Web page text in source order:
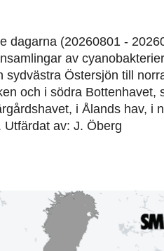
dagarna (20260801 -
av cyanobakterier
sydvästra Östersjön till
och i södra Bottenhavet,
i Ålands hav, i
av: J. Öberg